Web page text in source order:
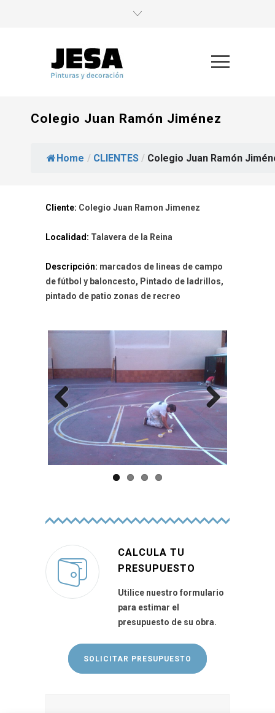
Colegio Juan Ramón Jiménez
Home / CLIENTES / Colegio Juan Ramón
Cliente: Colegio Juan Ramon Jimenez
Localidad: Talavera de la Reina
Descripción: marcados de lineas de campo
de fútbol y baloncesto, Pintado de ladrillos,
pintado de patio zonas de recreo
Previo
us
Next
CALCULA TU
PRESUPUESTO
Utilice nuestro formulario
para estimar el
presupuesto de su obra.
SOLICITAR PRESUPUESTO